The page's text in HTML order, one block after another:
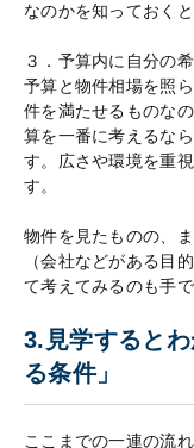
なのかを知っておく
３．予算内に自分の
予算と物件相場を照
件を満たせるものな
算を一番に考えるな
す。広さや環境を重
す。
物件を見たものの、
（会社などがある目
て考えてみるのも手で
3.見学すると
る条件」
ここまでの一連の流